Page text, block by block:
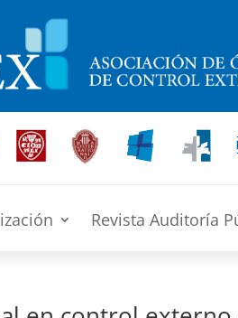
Revista Auditoría